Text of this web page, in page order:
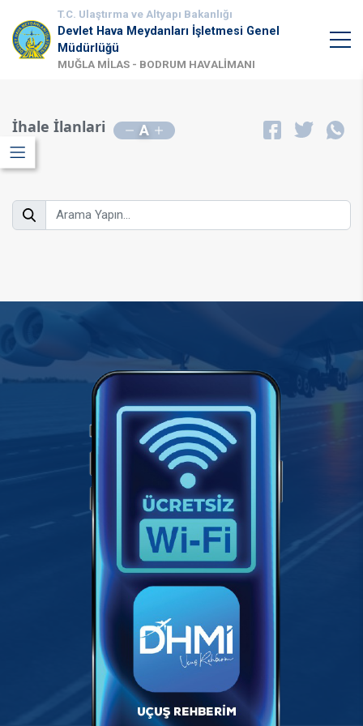
T.C. Ulaştırma ve Altyapı Bakanlığı
Devlet Hava Meydanları İşletmesi Genel
Müdürlüğü
MUĞLA MİLAS - BODRUM HAVALİMANI
İhale İlanlari A